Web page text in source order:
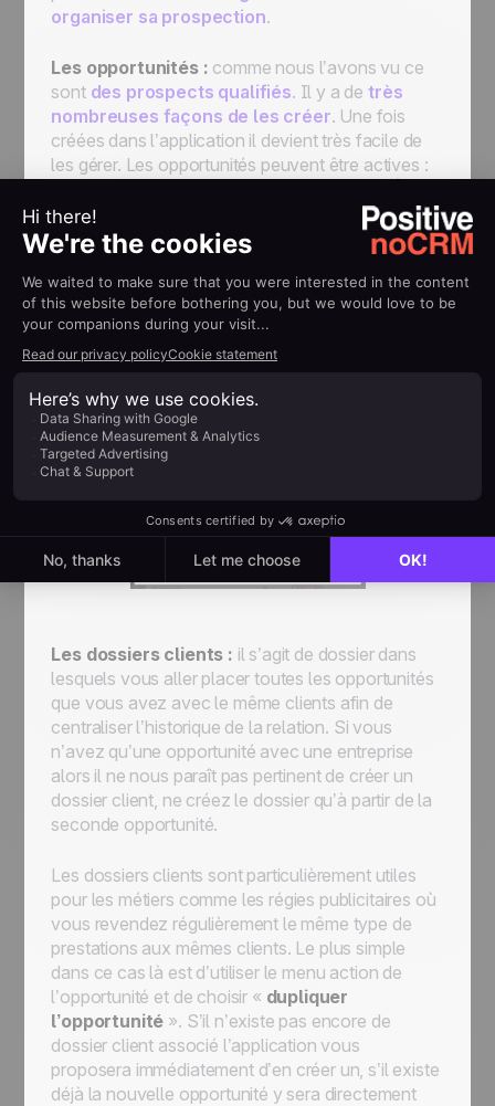
organiser sa prospection.
Les opportunités : comme nous l’avons vu ce
sont des prospects qualifiés. Il y a detrès
nombreuses façons de les créer. Une fois
créées dans l’application il devient très facile de
les gérer. Les opportunités peuvent être actives :
FAIRE » ou à une date ultérieure précise « EN
ATTENTE » ; ou fermées en mode: « GAGNÉ »
quand vous avez concrétisé la vente, « PERDU »
quand le prospect a opté pour un autre prestataire
ou « ANNULÉ » quand finalement le projet n’est
pas allé à terme.Un des point important de
l’application est qu’une opportunité active a
vous ne pouvez jamais l’oublier.
Les dossiers clients : il s’agit de dossier dans
lesquels vous aller placer toutes les opportunités
que vous avez avec le même clients afin de
centraliser l’historique de la relation. Si vous
n’avez qu’une opportunité avec une entreprise
alors il ne nous paraît pas pertinent de créer un
dossier client, ne créez le dossier qu’à partir de la
seconde opportunité.
Les dossiers clients sont particulièrement utiles
pour les métiers comme les régies publicitaires où
vous revendez régulièrement le même type de
prestations aux mêmes clients. Le plus simple
dans ce cas là est d’utiliser le menu action de
l’opportunité et de choisir « dupliquer
l’opportunité ». S’il n’existe pas encore de
dossier client associé l’application vous
proposera immédiatement d’en créer un, s’il existe
déjà la nouvelle opportunité y sera directement